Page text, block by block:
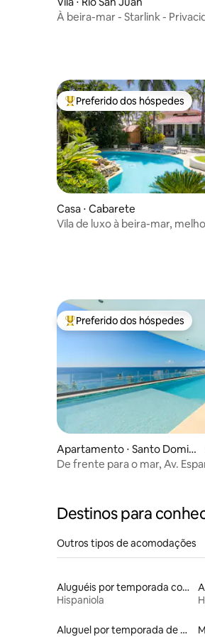
À beira-mar - Starlink -
Entre os melhores preferidos
Preferido dos hóspedes
Casa ⋅ Cabarete
Vila de luxo à beira-mar,
Entre os melhores preferidos
Preferido dos hóspedes
Apartamento ⋅ Santo Domin
go Este
De frente para o mar, Av.
Destinos para
Outros tipos de acomodações
Aluguéis por temporada com acesso ao lago
Hispaniola
Aluguel por temporada de alojamentos ecológicos